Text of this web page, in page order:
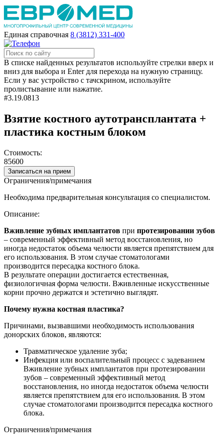
Единая справочная 8 (3812) 331-400
В списке найденных результатов используйте стрелки вверх и
вниз для выбора и Enter для перехода на нужную страницу.
Если у вас устройство с тачскрином, используйте
пролистывание или нажатие.
#3.19.0813
Взятие костного аутотрансплантата +
пластика костным блоком
Стоимость:
85600
Записаться на прием
Ограничения/примечания
Необходима предварительная консультация со специалистом.
Описание:
Вживление зубных имплантатов при протезировании зубов
– современный эффективный метод восстановления, но
иногда недостаток объема челюсти является препятствием для
его использования. В этом случае стоматологами
производится пересадка костного блока.
В результате операции достигается естественная,
физиологичная форма челюсти. Вживленные искусственные
корни прочно держатся и эстетично выглядят.
Почему нужна костная пластика?
Причинами, вызвавшими необходимость использования
донорских блоков, являются:
Травматическое удаление зуба;
Инфекция или воспалительный процесс с задеванием
Вживление зубных имплантатов при протезировании
зубов – современный эффективный метод
восстановления, но иногда недостаток объема челюсти
является препятствием для его использования. В этом
случае стоматологами производится пересадка костного
блока.
Ограничения/примечания